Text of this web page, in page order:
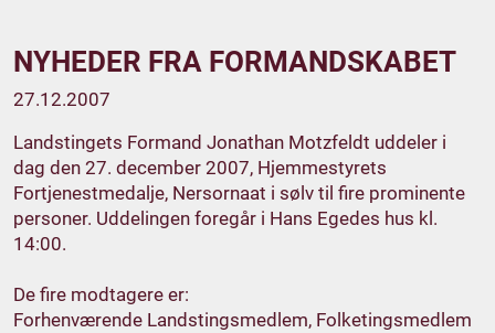
NYHEDER FRA FORMANDSKABET
27.12.2007
Landstingets Formand Jonathan Motzfeldt uddeler i
dag den 27. december 2007, Hjemmestyrets
Fortjenestmedalje, Nersornaat i sølv til fire prominente
personer. Uddelingen foregår i Hans Egedes hus kl.
14:00.
De fire modtagere er:
Forhenværende Landstingsmedlem, Folketingsmedlem